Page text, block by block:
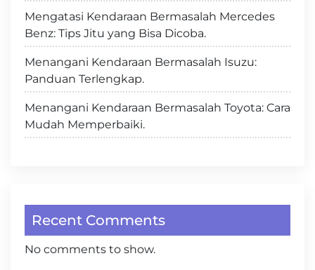
Mengatasi Kendaraan Bermasalah Mercedes
Benz: Tips Jitu yang Bisa Dicoba.
Menangani Kendaraan Bermasalah Isuzu:
Panduan Terlengkap.
Menangani Kendaraan Bermasalah Toyota: Cara
Mudah Memperbaiki.
Recent Comments
No comments to show.